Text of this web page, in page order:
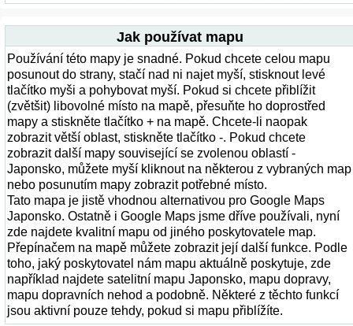
Jak používat mapu
Používání této mapy je snadné. Pokud chcete celou mapu
posunout do strany, stačí nad ni najet myší, stisknout levé
tlačítko myši a pohybovat myší. Pokud si chcete přiblížit
(zvětšit) libovolné místo na mapě, přesuňte ho doprostřed
mapy a stiskněte tlačítko + na mapě. Chcete-li naopak
zobrazit větší oblast, stiskněte tlačítko -. Pokud chcete
zobrazit další mapy související se zvolenou oblastí -
Japonsko, můžete myší kliknout na některou z vybraných map
nebo posunutím mapy zobrazit potřebné místo.
Tato mapa je jistě vhodnou alternativou pro Google Maps
Japonsko. Ostatně i Google Maps jsme dříve používali, nyní
zde najdete kvalitní mapu od jiného poskytovatele map.
Přepínačem na mapě můžete zobrazit její další funkce. Podle
toho, jaký poskytovatel nám mapu aktuálně poskytuje, zde
například najdete satelitní mapu Japonsko, mapu dopravy,
mapu dopravních nehod a podobně. Některé z těchto funkcí
jsou aktivní pouze tehdy, pokud si mapu přiblížíte.